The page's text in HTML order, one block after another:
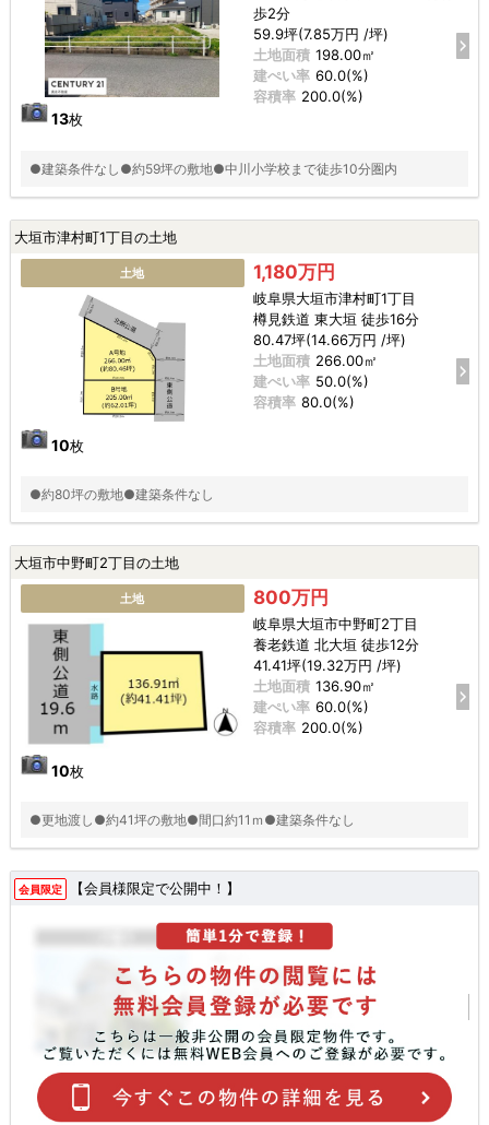
13枚
歩2分
59.9坪(7.85万円 /坪)
土地面積 198.00㎡
建ぺい率 60.0(%)
容積率 200.0(%)
●建築条件なし●約59坪の敷地●中川小学校まで徒歩10分圏内
大垣市津村町1丁目の土地
土地
10枚
1,180万円
岐阜県大垣市津村町1丁目
樽見鉄道 東大垣 徒歩16分
80.47坪(14.66万円 /坪)
土地面積 266.00㎡
建ぺい率 50.0(%)
容積率 80.0(%)
●約80坪の敷地●建築条件なし
大垣市中野町2丁目の土地
土地
10枚
800万円
岐阜県大垣市中野町2丁目
養老鉄道 北大垣 徒歩12分
41.41坪(19.32万円 /坪)
土地面積 136.90㎡
建ぺい率 60.0(%)
容積率 200.0(%)
●更地渡し●約41坪の敷地●間口約11ｍ●建築条件なし
会員限定 【会員様限定で公開中！】